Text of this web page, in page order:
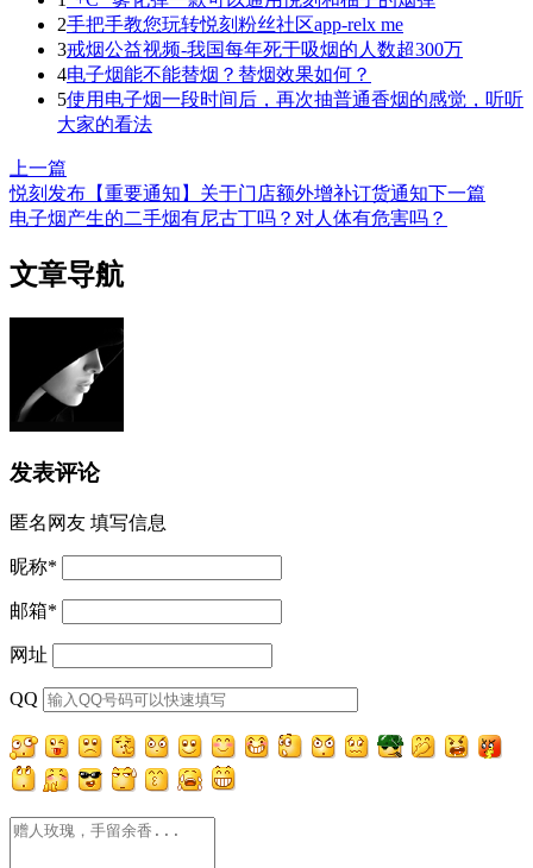
2手把手教您玩转悦刻粉丝社区app-relx me
3戒烟公益视频-我国每年死于吸烟的人数超300万
4电子烟能不能替烟？替烟效果如何？
5使用电子烟一段时间后，再次抽普通香烟的感觉，听听
大家的看法
上一篇
悦刻发布【重要通知】关于门店额外增补订货通知下一篇
电子烟产生的二手烟有尼古丁吗？对人体有危害吗？
文章导航
发表评论
匿名网友 填写信息
昵称*
邮箱*
网址
QQ